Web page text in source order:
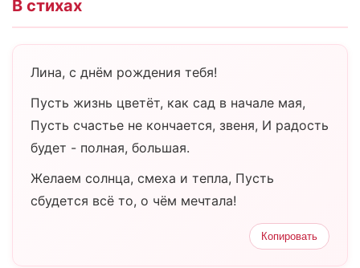
В стихах
Лина, с днём рождения тебя!
Пусть жизнь цветёт, как сад в начале мая,
Пусть счастье не кончается, звеня, И радость
будет - полная, большая.
Желаем солнца, смеха и тепла, Пусть
сбудется всё то, о чём мечтала!
Копировать